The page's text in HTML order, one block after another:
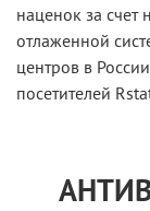
наценок за счет
отлаженной
центров в
посетителей